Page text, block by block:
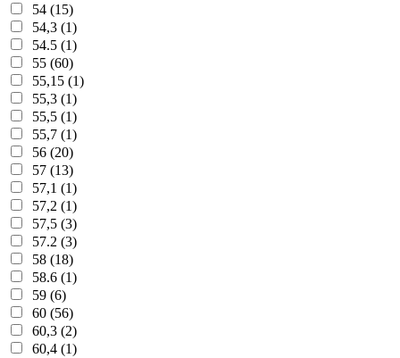
54 (15)
54,3 (1)
54.5 (1)
55 (60)
55,15 (1)
55,3 (1)
55,5 (1)
55,7 (1)
56 (20)
57 (13)
57,1 (1)
57,2 (1)
57,5 (3)
57.2 (3)
58 (18)
58.6 (1)
59 (6)
60 (56)
60,3 (2)
60,4 (1)